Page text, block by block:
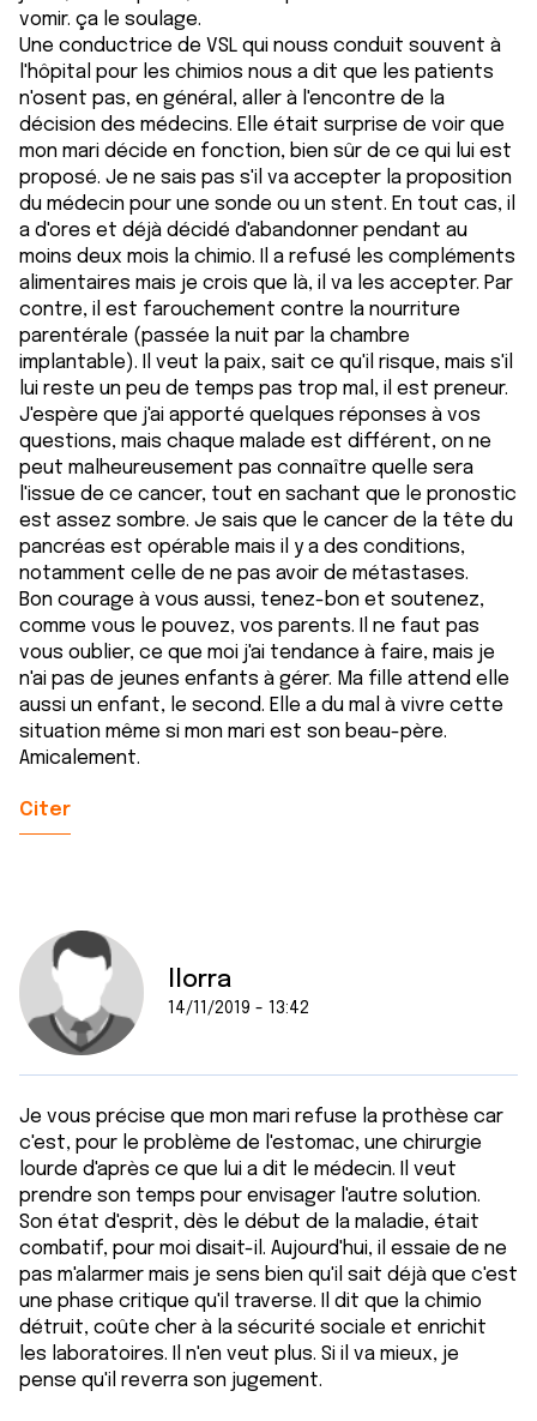
vomir. ça le soulage.
Une conductrice de VSL qui nouss conduit souvent à
l'hôpital pour les chimios nous a dit que les patients
n'osent pas, en général, aller à l'encontre de la
décision des médecins. Elle était surprise de voir que
mon mari décide en fonction, bien sûr de ce qui lui est
proposé. Je ne sais pas s'il va accepter la proposition
du médecin pour une sonde ou un stent. En tout cas, il
a d'ores et déjà décidé d'abandonner pendant au
moins deux mois la chimio. Il a refusé les compléments
alimentaires mais je crois que là, il va les accepter. Par
contre, il est farouchement contre la nourriture
parentérale (passée la nuit par la chambre
implantable). Il veut la paix, sait ce qu'il risque, mais s'il
lui reste un peu de temps pas trop mal, il est preneur.
J'espère que j'ai apporté quelques réponses à vos
questions, mais chaque malade est différent, on ne
peut malheureusement pas connaître quelle sera
l'issue de ce cancer, tout en sachant que le pronostic
est assez sombre. Je sais que le cancer de la tête du
pancréas est opérable mais il y a des conditions,
notamment celle de ne pas avoir de métastases.
Bon courage à vous aussi, tenez-bon et soutenez,
comme vous le pouvez, vos parents. Il ne faut pas
vous oublier, ce que moi j'ai tendance à faire, mais je
n'ai pas de jeunes enfants à gérer. Ma fille attend elle
aussi un enfant, le second. Elle a du mal à vivre cette
situation même si mon mari est son beau-père.
Amicalement.
Citer
llorra
14/11/2019 - 13:42
Je vous précise que mon mari refuse la prothèse car
c'est, pour le problème de l'estomac, une chirurgie
lourde d'après ce que lui a dit le médecin. Il veut
prendre son temps pour envisager l'autre solution.
Son état d'esprit, dès le début de la maladie, était
combatif, pour moi disait-il. Aujourd'hui, il essaie de ne
pas m'alarmer mais je sens bien qu'il sait déjà que c'est
une phase critique qu'il traverse. Il dit que la chimio
détruit, coûte cher à la sécurité sociale et enrichit
les laboratoires. Il n'en veut plus. Si il va mieux, je
pense qu'il reverra son jugement.